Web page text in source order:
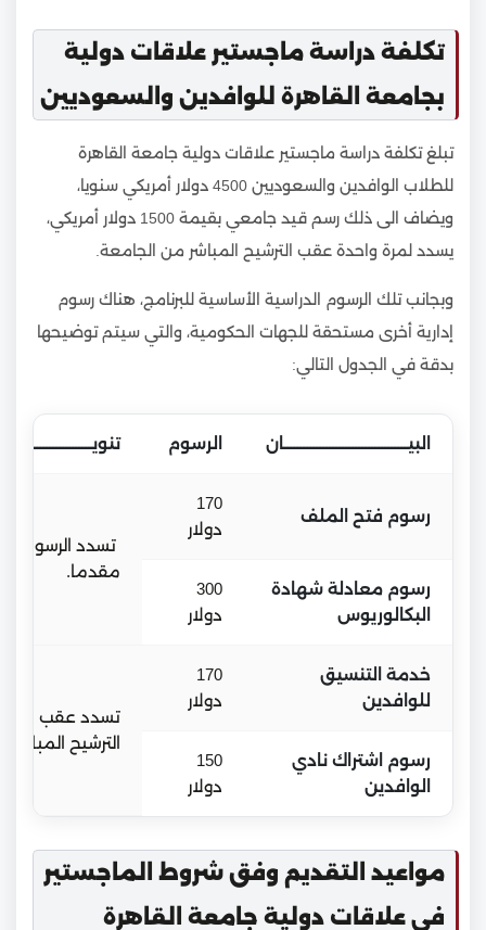
تكلفة دراسة ماجستير علاقات دولية
بجامعة القاهرة للوافدين والسعوديين
تبلغ تكلفة دراسة ماجستير علاقات دولية جامعة القاهرة
للطلاب الوافدين والسعوديين 4500 دولار أمريكي سنويا،
ويضاف الى ذلك رسم قيد جامعي بقيمة 1500 دولار أمريكي،
يسدد لمرة واحدة عقب الترشيح المباشر من الجامعة.
وبجانب تلك الرسوم الدراسية الأساسية للبرنامج، هناك رسوم
إدارية أخرى مستحقة للجهات الحكومية، والتي سيتم توضيحها
بدقة في الجدول التالي:
البيــــــــــــــــــــــــــــــــــــــان الرسوم
رسوم فتح الملف
170
دولار
تسدد الرسوم
مقدما.
رسوم معادلة شهادة
البكالوريوس
300
دولار
خدمة التنسيق
للوافدين
170
دولار
تسدد عقب
الترشيح المباشر.
رسوم اشتراك نادي
الوافدين
150
دولار
مواعيد التقديم وفق شروط الماجستير
في علاقات دولية جامعة القاهرة